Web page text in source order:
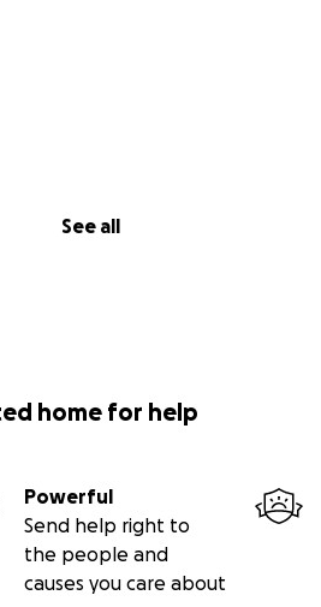
See all
home for help
Powerful
Send help right to
the people and
causes you care about